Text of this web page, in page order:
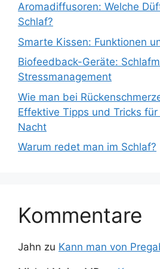
Aromadiffusoren: Welche
Schlaf?
Smarte Kissen: Funktionen
Biofeedback-Geräte:
Stressmanagement
Wie man bei
Effektive Tipps und Tricks
Nacht
Warum redet man im Schlaf?
Kommentare
Jahn zu Kann man von